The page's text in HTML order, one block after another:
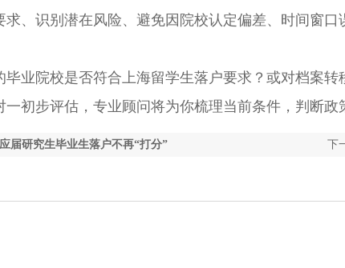
求、识别潜在风险、避免因院校认定偏差、时间窗
院校是否符合上海留学生落户要求？或对档案转
初步评估，专业顾问将为你梳理当前条件，判断政
下
届研究生毕业生落户不再“打分”